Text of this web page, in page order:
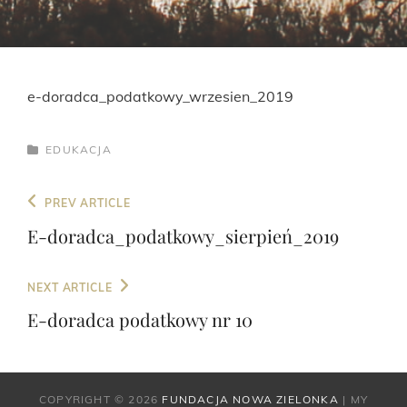
e-doradca_podatkowy_wrzesien_2019
CATEGORIES
EDUKACJA
Nawigacja
wpisu
Previous
Post
PREV ARTICLE
E-doradca_podatkowy_sierpień_2019
Next
Post
NEXT ARTICLE
E-doradca podatkowy nr 10
COPYRIGHT © 2026 FUNDACJA NOWA ZIELONKA | MY